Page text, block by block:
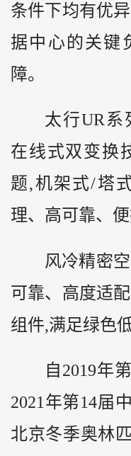
条件下均有优
据中心的关键
障。
太行UR系
在线式双变换
题,机架式/塔
理、高可靠、便
风冷精密
可靠、高度适
组件,满足绿色
自2019年
2021年第14届
北京冬季奥林